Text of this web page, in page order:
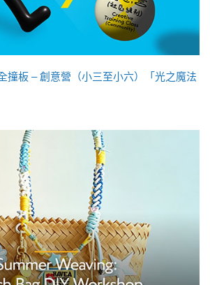
撞板 – 創意營（小三至小六）「光之魔法